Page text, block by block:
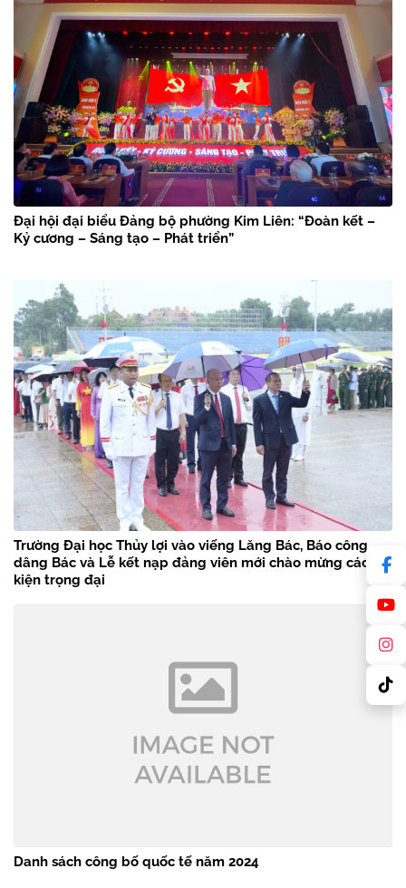
Đại hội đại biểu Đảng bộ phường Kim Liên: “Đoàn kết –
Kỷ cương – Sáng tạo – Phát triển”
Trường Đại học Thủy lợi vào viếng Lăng Bác, Báo công
dâng Bác và Lễ kết nạp đảng viên mới chào mừng các sự
kiện trọng đại
Danh sách công bố quốc tế năm 2024